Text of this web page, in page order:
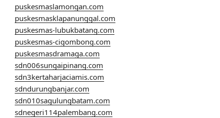
puskesmaslamongan.com
puskesmasklapanunggal.com
puskesmas-lubukbatang.com
puskesmas-cigombong.com
puskesmasdramaga.com
sdn006sungaipinang.com
sdn3kertaharjaciamis.com
sdndurungbanjar.com
sdn010sagulungbatam.com
sdnegeri114palembang.com